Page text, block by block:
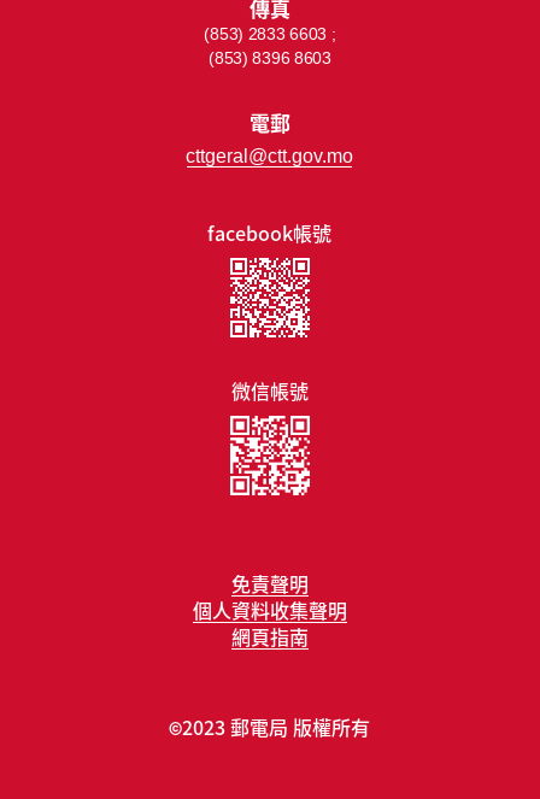
免責聲明
個人資料收集聲明
網頁指南
facebook帳號
微信帳號
傳真
(853) 2833 6603 ;
(853) 8396 8603
電郵
cttgeral@ctt.gov.mo
©2023 郵電局 版權所有